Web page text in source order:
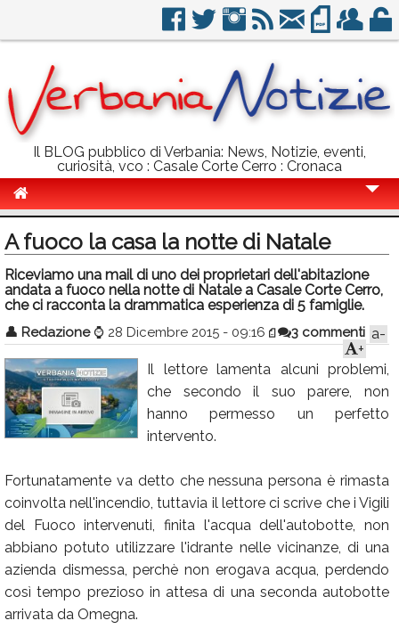
Il BLOG pubblico di Verbania: News, Notizie, eventi,
curiosità, vco : Casale Corte Cerro : Cronaca
Politica
Sport
Eventi
Info Utili
Rubriche
Calendario
A fuoco la casa la notte di Natale
Riceviamo una mail di uno dei proprietari dell'abitazione
andata a fuoco nella notte di Natale a Casale Corte Cerro,
che ci racconta la drammatica esperienza di 5 famiglie.
👤 Redazione ⌚ 28 Dicembre 2015 - 09:16 3 commenti a-
+
Il lettore lamenta alcuni problemi,
che secondo il suo parere, non
hanno permesso un perfetto
intervento.
Fortunatamente va detto che nessuna persona è rimasta
coinvolta nell'incendio, tuttavia il lettore ci scrive che i Vigili
del Fuoco intervenuti, finita l'acqua dell'autobotte, non
abbiano potuto utilizzare l'idrante nelle vicinanze, di una
azienda dismessa, perchè non erogava acqua, perdendo
così tempo prezioso in attesa di una seconda autobotte
arrivata da Omegna.